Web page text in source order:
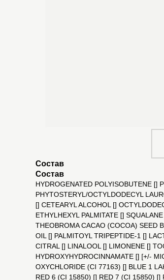
Состав
Состав
HYDROGENATED POLYISOBUTENE []
PHYTOSTERYL/OCTYLDODECYL
[] CETEARYL ALCOHOL []
ETHYLHEXYL PALMITATE []
THEOBROMA CACAO (COCOA) SEED
OIL [] PALMITOYL TRIPEPTIDE-1 []
CITRAL [] LINALOOL [] LIMONENE []
HYDROXYHYDROCINNAMATE [] [+/-
OXYCHLORIDE (CI 77163) [] BLUE 1
RED 6 (CI 15850) [] RED 7 (CI 15850)